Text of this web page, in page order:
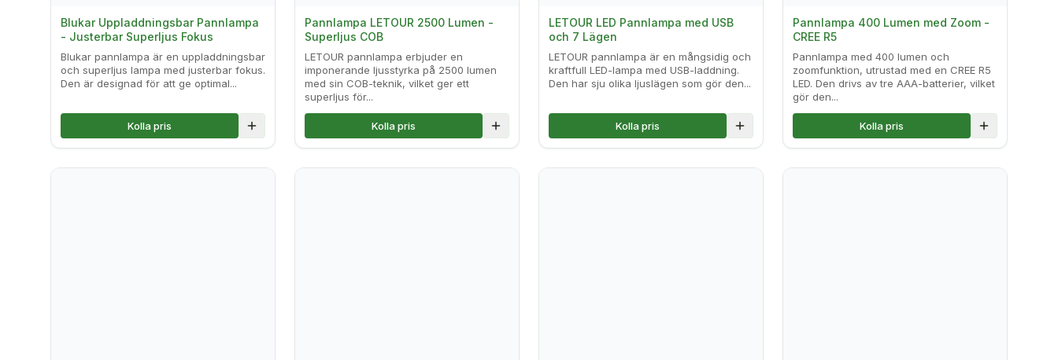
Blukar Uppladdningsbar Pannlampa
- Justerbar Superljus Fokus
Blukar pannlampa är en uppladdningsbar
och superljus lampa med justerbar fokus.
Den är designad för att ge optimal...
Kolla pris Lägg till i jämförelse
Pannlampa LETOUR 2500 Lumen -
Superljus COB
LETOUR pannlampa erbjuder en
imponerande ljusstyrka på 2500 lumen
med sin COB-teknik, vilket ger ett
superljus för...
Kolla pris Lägg till i jämförelse
LETOUR LED Pannlampa med USB
och 7 Lägen
LETOUR pannlampa är en mångsidig och
kraftfull LED-lampa med USB-laddning.
Den har sju olika ljuslägen som gör den...
Kolla pris Lägg till i jämförelse
Pannlampa 400 Lumen med Zoom -
CREE R5
Pannlampa med 400 lumen och
zoomfunktion, utrustad med en CREE R5
LED. Den drivs av tre AAA-batterier, vilket
gör den...
Kolla pris Lägg till i